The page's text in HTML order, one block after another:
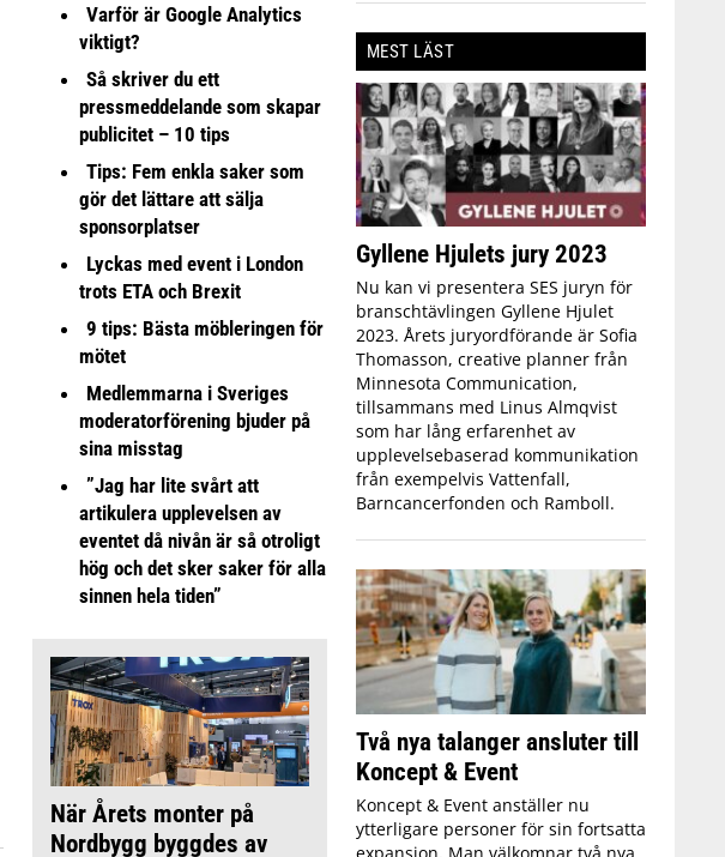
Varför är Google Analytics
viktigt?
Så skriver du ett
pressmeddelande som skapar
publicitet – 10 tips
Tips: Fem enkla saker som
gör det lättare att sälja
sponsorplatser
Lyckas med event i London
trots ETA och Brexit
9 tips: Bästa möbleringen för
mötet
Medlemmarna i Sveriges
moderatorförening bjuder på
sina misstag
”Jag har lite svårt att
artikulera upplevelsen av
eventet då nivån är så otroligt
hög och det sker saker för alla
sinnen hela tiden”
När Årets monter på
Nordbygg byggdes av
MEST LÄST
Gyllene Hjulets jury 2023
Nu kan vi presentera SES juryn för
branschtävlingen Gyllene Hjulet
2023. Årets juryordförande är Sofia
Thomasson, creative planner från
Minnesota Communication,
tillsammans med Linus Almqvist
som har lång erfarenhet av
upplevelsebaserad kommunikation
från exempelvis Vattenfall,
Barncancerfonden och Ramboll.
Två nya talanger ansluter till
Koncept & Event
Koncept & Event anställer nu
ytterligare personer för sin fortsatta